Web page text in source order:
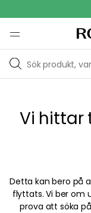
Vi hittar
Detta kan bero på
flyttats. Vi ber om
prova att söka